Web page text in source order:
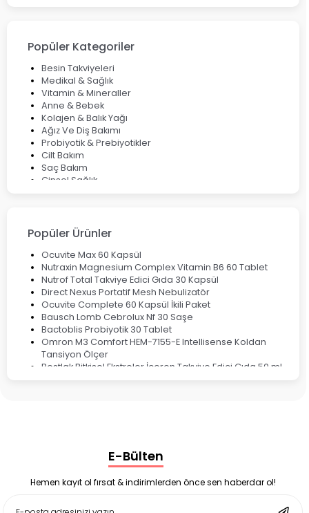
Çözüm Yolları
Bocavirüs Enfeksiyonu Hakkında Bilmeniz Gerekenler
Deep Flex Topraklama Matı Nedir? Detaylı Rehber
Mumiyo Nedir? Faydaları ve Kullanım Alanları Nelerdir?
Popüler Kategoriler
Besin Takviyeleri
Medikal & Sağlık
Vitamin & Mineraller
Anne & Bebek
Kolajen & Balık Yağı
Ağız Ve Diş Bakımı
Probiyotik & Prebiyotikler
Cilt Bakım
Saç Bakım
Cinsel Sağlık
Popüler Ürünler
Ocuvite Max 60 Kapsül
Nutraxin Magnesium Complex Vitamin B6 60 Tablet
Nutrof Total Takviye Edici Gıda 30 Kapsül
Direct Nexus Portatif Mesh Nebulizatör
Ocuvite Complete 60 Kapsül İkili Paket
Bausch Lomb Cebrolux Nf 30 Saşe
Bactoblis Probiyotik 30 Tablet
Omron M3 Comfort HEM-7155-E Intellisense Koldan
Tansiyon Ölçer
Bestlak Bitkisel Ekstreler İçeren Takviye Edici Gıda 50 ml
Enterogermina Family 5 ml 20 Flakon
Deep Flex Stres Azaltıcı ve Enerji Dengeleyici Topraklama
Matı Set 40x60 cm
Deep Flex Stres Azaltıcı ve Enerji Dengeleyici Topraklama
E-Bülten
Hemen kayıt ol fırsat & indirimlerden önce sen haberdar ol!